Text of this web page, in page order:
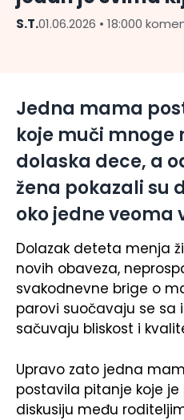
S.T.01.06.2026 • 18:000
Jedna mama
koje muči mnoge
dolaska dece, a
žena pokazali su
oko jedne veoma
Dolazak deteta menja
novih obaveza,
svakodnevne brige o
parovi suočavaju se sa
sačuvaju bliskost i
Upravo zato jedna
postavila pitanje koje je
diskusiju među